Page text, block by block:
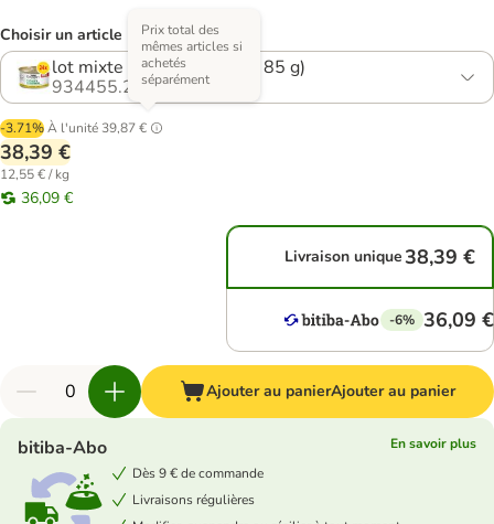
Choisir un article (4 variantes)
lot mixte : 3 saveurs (36 x 85 g)
934455.2
-3.71%À l'unité 39,87 €
Prix total des
mêmes articles si
achetés
séparément
38,39 €
12,55 € / kg
36,09 €
Livraison unique38,39 €
-6% 36,09 €
Ajouter au panierAjouter au panier
bitiba-Abo
En savoir plus
Dès 9 € de commande
Livraisons régulières